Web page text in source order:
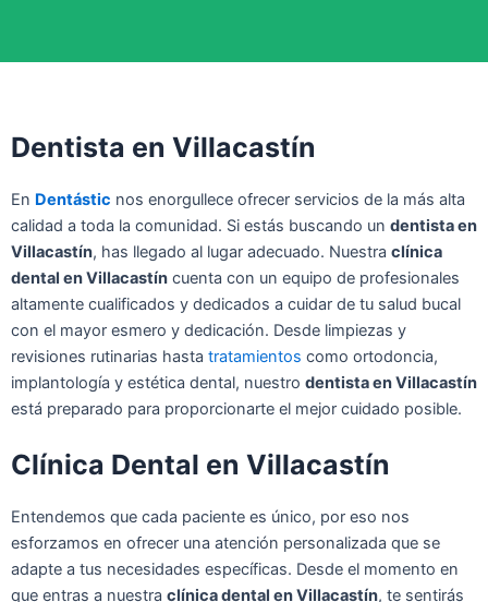
Dentista en Villacastín
En Dentástic nos enorgullece ofrecer servicios de la más alta
calidad a toda la comunidad. Si estás buscando un dentista en
Villacastín, has llegado al lugar adecuado. Nuestra clínica
dental en Villacastín cuenta con un equipo de profesionales
altamente cualificados y dedicados a cuidar de tu salud bucal
con el mayor esmero y dedicación. Desde limpiezas y
revisiones rutinarias hasta tratamientos como ortodoncia,
implantología y estética dental, nuestro dentista en Villacastín
está preparado para proporcionarte el mejor cuidado posible.
Clínica Dental en Villacastín
Entendemos que cada paciente es único, por eso nos
esforzamos en ofrecer una atención personalizada que se
adapte a tus necesidades específicas. Desde el momento en
que entras a nuestra clínica dental en Villacastín, te sentirás